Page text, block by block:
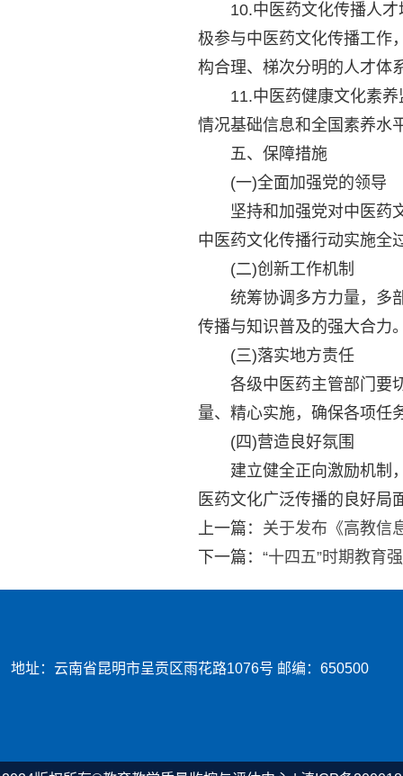
10.中医药文化传播人才
极参与中医药文化传播工作
构合理、梯次分明的人才体
11.中医药健康文化素养
情况基础信息和全国素养水
五、保障措施
(一)全面加强党的领导
坚持和加强党对中医药文
中医药文化传播行动实施全
(二)创新工作机制
统筹协调多方力量，多部
传播与知识普及的强大合力
(三)落实地方责任
各级中医药主管部门要切
量、精心实施，确保各项任
(四)营造良好氛围
建立健全正向激励机制，
医药文化广泛传播的良好局
上一篇： 关于发布《高教信
下一篇： “十四五”时期教育
地址：云南省昆明市呈贡区雨花路1076号 邮编：650500